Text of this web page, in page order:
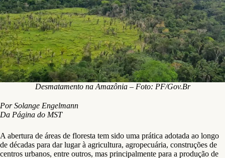
Desmatamento na Amazônia – Foto: PF/Gov.Br
Por Solange Engelmann
Da Página do MST
A abertura de áreas de floresta tem sido uma prática adotada ao longo
de décadas para dar lugar à agricultura, agropecuária, construções de
centros urbanos, entre outros, mas principalmente para a produção de